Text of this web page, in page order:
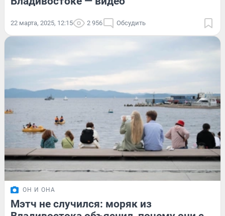
22 марта, 2025, 12:15 2 956 Обсудить
ОН И ОНА
Мэтч не случился: моряк из